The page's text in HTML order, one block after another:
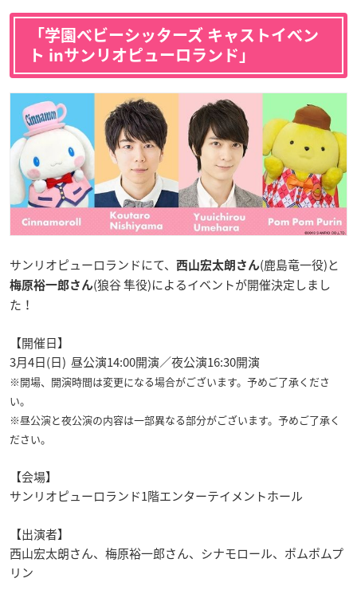
「学園ベビーシッターズ キャストイベン
ト inサンリオピューロランド」
サンリオピューロランドにて、 西山宏太朗さん(鹿島竜一役)と
梅原裕一郎さん(狼谷 隼役)によるイベントが開催決定しまし
た！
【開催日】
3月4日(日) 昼公演14:00開演／夜公演16:30開演
※開場、開演時間は変更になる場合がございます。予めご了承くださ
い。
※昼公演と夜公演の内容は一部異なる部分がございます。予めご了承く
ださい。
【会場】
サンリオピューロランド1階エンターテイメントホール
【出演者】
西山宏太朗さん、梅原裕一郎さん、シナモロール、ポムポムプ
リン